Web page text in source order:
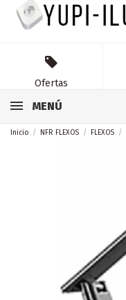
Ofertas
MENÚ
Inicio NFR FLEXOS FLEXOS